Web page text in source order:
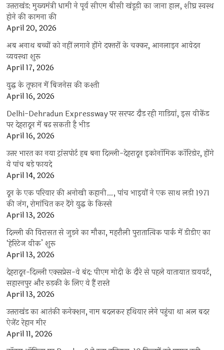
उत्तराखंड: मुख्यमंत्री धामी ने पूर्व सीएम बीसी खंडूड़ी का जाना हाल, शीघ्र स्वस्थ
होने की कामना की
April 20, 2026
अब अनाथ बच्चों को नहीं लगाने होंगे दफ्तरों के चक्कर, आनलाइन आवेदन
व्यवस्था शुरू
April 17, 2026
युद्ध के तूफान में बिजनेस की कश्ती
April 16, 2026
Delhi-Dehradun Expressway पर सरपट दौड़ रही गाड़ियां, इस वीकेंड
पर देहरादून में बढ़ सकती है भीड़
April 16, 2026
उत्तर भारत का नया ट्रांसपोर्ट हब बना दिल्ली-देहरादून इकोनॉमिक कॉरिडोर, होंगे
ये पांच बड़े फायदे
April 14, 2026
दून के एक परिवार की अनोखी कहानी…, पांच भाइयों ने एक साथ लड़ी 1971
की जंग, रोमांचित कर देंगे युद्ध के किस्से
April 13, 2026
दिल्ली की विरासत से जुड़ने का मौका, महरौली पुरातात्विक पार्क में डीडीए का
‘हेरिटेज वीक’ शुरू
April 13, 2026
देहरादून-दिल्ली एक्सप्रेस-वे बंद: पीएम मोदी के दौरे से पहले यातायात डायवर्ट,
सहारनपुर और रुड़की के लिए ये हैं रास्ते
April 13, 2026
उत्तराखंड का आतंकी कनेक्शन, नाम बदलकर हथियार लेने पहुंचा था अल बदर
ऐजेंट रेहान मीर
April 11, 2026